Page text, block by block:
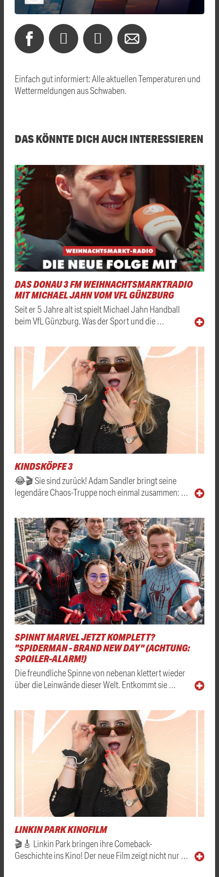
Einfach gut informiert: Alle aktuellen Temperaturen und
Wettermeldungen aus Schwaben.
DAS KÖNNTE DICH AUCH INTERESSIEREN
DAS DONAU 3 FM WEIHNACHTSMARKTRADIO
MIT MICHAEL JAHN VOM VFL GÜNZBURG
Seit er 5 Jahre alt ist spielt Michael Jahn Handball
beim VfL Günzburg. Was der Sport und die …
KINDSKÖPFE 3
😂🎬 Sie sind zurück! Adam Sandler bringt seine
legendäre Chaos-Truppe noch einmal zusammen: …
SPINNT MARVEL JETZT KOMPLETT?
"SPIDERMAN - BRAND NEW DAY" (ACHTUNG:
SPOILER-ALARM!)
Die freundliche Spinne von nebenan klettert wieder
über die Leinwände dieser Welt. Entkommt sie …
LINKIN PARK KINOFILM
🎬🎸 Linkin Park bringen ihre Comeback-
Geschichte ins Kino! Der neue Film zeigt nicht nur …